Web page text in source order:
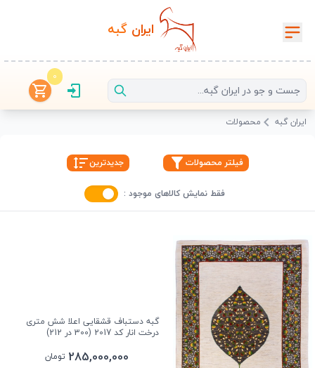
ایران‌گبه
0
ایران گبه محصولات
فیلتر محصولات جدیدترین
فقط نمایش کالاهای موجود :
گبه دستباف قشقایی اعلا شش متری
درخت انار کد 2017 (300 در 212)
285,000,000 تومان